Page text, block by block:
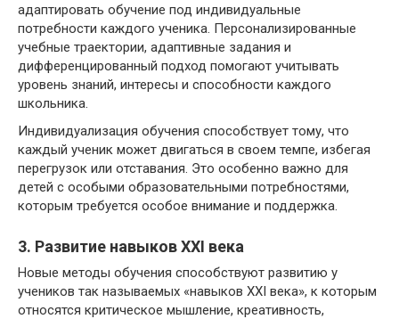
адаптировать обучение под индивидуальные
потребности каждого ученика. Персонализированные
учебные траектории, адаптивные задания и
дифференцированный подход помогают учитывать
уровень знаний, интересы и способности каждого
школьника.
Индивидуализация обучения способствует тому, что
каждый ученик может двигаться в своем темпе, избегая
перегрузок или отставания. Это особенно важно для
детей с особыми образовательными потребностями,
которым требуется особое внимание и поддержка.
3. Развитие навыков XXI века
Новые методы обучения способствуют развитию у
учеников так называемых «навыков XXI века», к которым
относятся критическое мышление, креативность,